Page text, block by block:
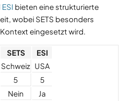
bieten eine strukturierte
wobei SETS besonders
eingesetzt wird.
SETS
ESI
Schweiz USA
5
5
Nein
Ja